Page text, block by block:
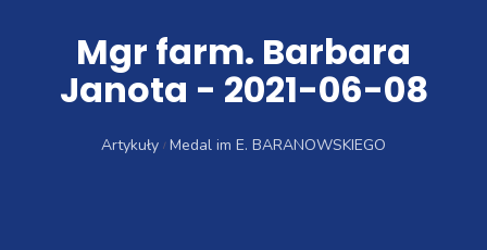
Mgr farm. Barbara
Janota - 2021-06-08
Artykuły Medal im E. BARANOWSKIEGO